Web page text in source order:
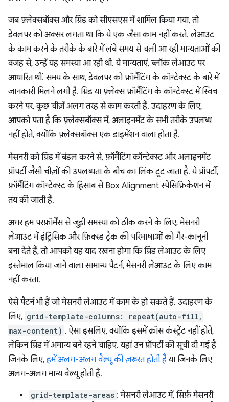
जब फ़्लेक्सबॉक्स और ग्रिड को सीएसएस में शामिल किया गया, तो
डेवलपर को अक्सर लगता था कि ये एक जैसा काम नहीं करते. लेआउट
के काम करने के तरीके के बारे में लंबे समय से चली आ रही मान्यताओं की
वजह से, उन्हें यह समस्या आ रही थी. ये मान्यताएं, ब्लॉक लेआउट पर
आधारित थीं. समय के साथ, डेवलपर को फ़ॉर्मैटिंग के कॉन्टेक्स्ट के बारे में
जानकारी मिलने लगी है. ग्रिड या फ़्लेक्स फ़ॉर्मैटिंग के कॉन्टेक्स्ट में स्विच
करने पर, कुछ चीज़ें अलग तरह से काम करती हैं. उदाहरण के लिए,
आपको पता है कि फ़्लेक्सबॉक्स में, अलाइनमेंट के सभी तरीके उपलब्ध
नहीं होते, क्योंकि फ़्लेक्सबॉक्स एक डाइमेंशन वाला होता है.
मेसनरी को ग्रिड में बंडल करने से, फ़ॉर्मैटिंग कॉन्टेक्स्ट और अलाइनमेंट
प्रॉपर्टी जैसी चीज़ों की उपलब्धता के बीच का लिंक टूट जाता है. ये प्रॉपर्टी,
फ़ॉर्मैटिंग कॉन्टेक्स्ट के हिसाब से Box Alignment स्पेसिफ़िकेशन में
तय की जाती हैं.
अगर हम परफ़ॉर्मेंस से जुड़ी समस्या को ठीक करने के लिए, मेसनरी
लेआउट में इंट्रिंसिक और फ़िक्स्ड ट्रैक की परिभाषाओं को गैर-कानूनी
बना देते हैं, तो आपको यह याद रखना होगा कि ग्रिड लेआउट के लिए
इस्तेमाल किया जाने वाला सामान्य पैटर्न, मेसनरी लेआउट के लिए काम
नहीं करता.
ऐसे पैटर्न भी हैं जो मेसनरी लेआउट में काम के हो सकते हैं. उदाहरण के
लिए, grid-template-columns: repeat(auto-fill,
max-content) . ऐसा इसलिए, क्योंकि इसमें क्रॉस कंस्ट्रेंट नहीं होते,
लेकिन ग्रिड में अमान्य बने रहने चाहिए. यहां उन प्रॉपर्टी की सूची दी गई है
जिनके लिए,हमें अलग-अलग वैल्यू की ज़रूरत होती हैया जिनके लिए
अलग-अलग मान्य वैल्यू होती हैं.
grid-template-areas : मेसनरी लेआउट में, सिर्फ़ मेसनरी